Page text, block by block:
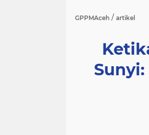
GPPMAceh / artikel